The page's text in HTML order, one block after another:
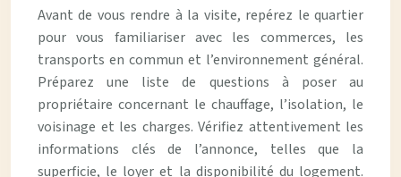
Avant de vous rendre à la visite, repérez le quartier
pour vous familiariser avec les commerces, les
transports en commun et l’environnement général.
Préparez une liste de questions à poser au
propriétaire concernant le chauffage, l’isolation, le
voisinage et les charges. Vérifiez attentivement les
informations clés de l’annonce, telles que la
superficie, le loyer et la disponibilité du logement.